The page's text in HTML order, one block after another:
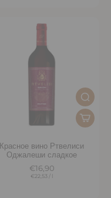
Красное вино Ртвелиси
Оджалеши сладкое
€16,90
€22,53/ l